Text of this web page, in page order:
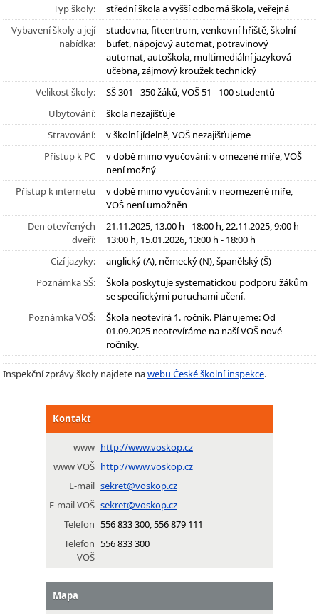
Typ školy:
střední škola a vyšší odborná škola, veřejná
Vybavení školy a její
nabídka:
studovna, fitcentrum, venkovní hřiště, školní
bufet, nápojový automat, potravinový
automat, autoškola, multimediální jazyková
učebna, zájmový kroužek technický
Velikost školy:
SŠ 301 - 350 žáků, VOŠ 51 - 100 studentů
Ubytování:
škola nezajišťuje
Stravování:
v školní jídelně, VOŠ nezajišťujeme
Přístup k PC
v době mimo vyučování: v omezené míře, VOŠ
není možný
Přístup k internetu
v době mimo vyučování: v neomezené míře,
VOŠ není umožněn
Den otevřených
dveří:
21.11.2025, 13.00 h - 18:00 h, 22.11.2025, 9:00 h -
13:00 h, 15.01.2026, 13:00 h - 18:00 h
Cizí jazyky:
anglický (A), německý (N), španělský (Š)
Poznámka SŠ:
Škola poskytuje systematickou podporu žákům
se specifickými poruchami učení.
Poznámka VOŠ:
Škola neotevírá 1. ročník. Plánujeme: Od
01.09.2025 neotevíráme na naší VOŠ nové
ročníky.
Inspekční zprávy školy najdete nawebu České školní inspekce.
Kontakt
www http://www.voskop.cz
www VOŠ http://www.voskop.cz
E-mail sekret@voskop.cz
E-mail VOŠ sekret@voskop.cz
Telefon 556 833 300, 556 879 111
Telefon
VOŠ
556 833 300
Mapa